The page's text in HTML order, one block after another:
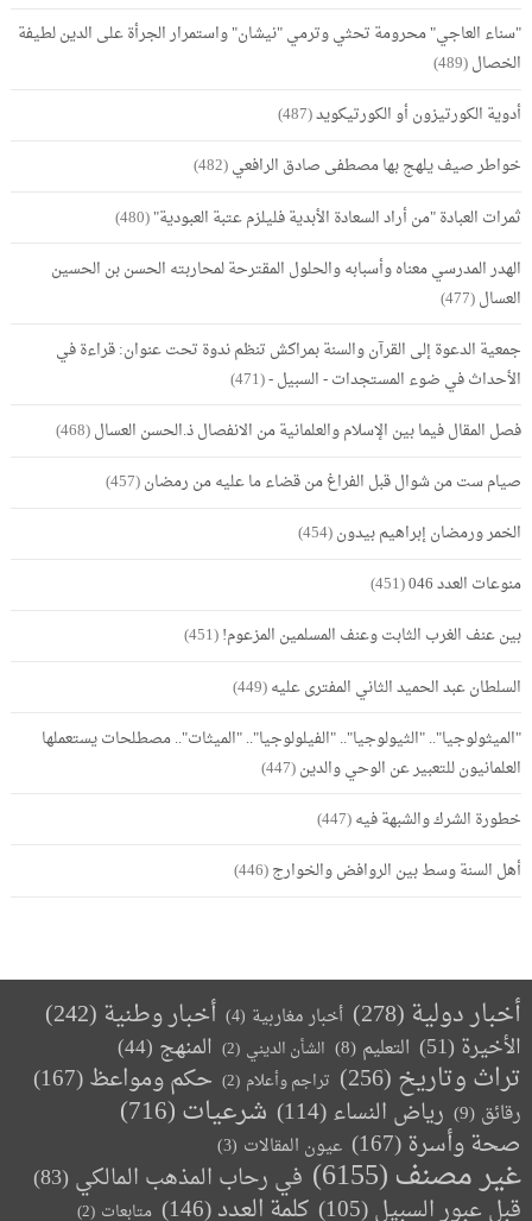
"سناء العاجي" محرومة تحثي وترمي "نيشان" واستمرار الجرأة على الدين لطيفة
الخصال(489)
أدوية الكورتيزون أو الكورتيكويد(487)
خواطر صيف يلهج بها مصطفى صادق الرافعي(482)
ثمرات العبادة "من أراد السعادة الأبدية فليلزم عتبة العبودية"(480)
الهدر المدرسي معناه وأسبابه والحلول المقترحة لمحاربته الحسن بن الحسين
العسال(477)
جمعية الدعوة إلى القرآن والسنة بمراكش تنظم ندوة تحت عنوان: قراءة في
الأحداث في ضوء المستجدات - السبيل -(471)
فصل المقال فيما بين الإسلام والعلمانية من الانفصال ذ.الحسن العسال(468)
صيام ست من شوال قبل الفراغ من قضاء ما عليه من رمضان(457)
الخمر ورمضان إبراهيم بيدون(454)
منوعات العدد 046
(451)
بين عنف الغرب الثابت وعنف المسلمين المزعوم!(451)
السلطان عبد الحميد الثاني المفترى عليه(449)
"الميثولوجيا".. "الثيولوجيا".. "الفيلولوجيا".. "الميثات".. مصطلحات يستعملها
العلمانيون للتعبير عن الوحي والدين(447)
خطورة الشرك والشبهة فيه(447)
أهل السنة وسط بين الروافض والخوارج(446)
أخبار دولية (278) أخبار مغاربية (4) أخبار وطنية(242)
الأخيرة (51) التعليم (8) الشأن الديني (2) المنهج (44)
تراث وتاريخ(256) تراجم وأعلام (2) حكم ومواعظ(167)
رقائق (9) رياض النساء(114) شرعيات(716)
صحة وأسرة(167) عيون المقالات (3)
غير مصنف(6155) في رحاب المذهب المالكي (83)
قبل عبور السبيل(105) كلمة العدد(146) متابعات (2)